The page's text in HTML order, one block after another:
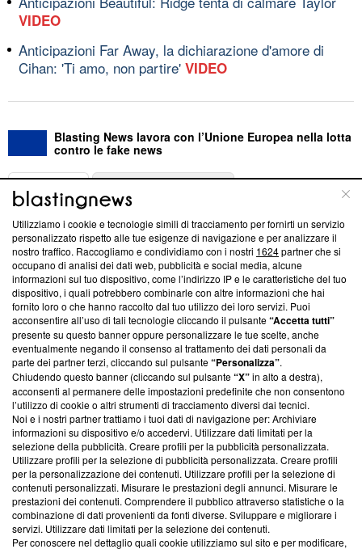
VIDEO
Anticipazioni Far Away, la dichiarazione d'amore di
Cihan: 'Ti amo, non partire' VIDEO
Blasting News lavora con l’Unione Europea nella lotta
contro le fake news
ABOUT
Questa sezione offre informazioni trasparenti su Blasting
News, sui nostri processi editoriali e su come ci impegniamo a
creare news di qualità. Inoltre, afferma la nostra aderenza a
‘Trust Project - News with Integrity’Blasting News non è
ancora membro del programma, ma ha richiesto di farne
parte; Trust Project non ha ancora effettuato una verifica di
conformità agli standard.
Su di noi
Team editoriale
Corporate
Redazione
Informativa Privacy
Cookie Policy
Blasting SA, IDI CHE-247.845.224, Via Carlo Frasca, 3 - 6900
Utilizziamo i cookie e tecnologie simili di tracciamento per fornirti un servizio
personalizzato rispetto alle tue esigenze di navigazione e per analizzare il
nostro traffico. Raccogliamo e condividiamo con i nostri 1624partner che si
occupano di analisi dei dati web, pubblicità e social media, alcune
informazioni sul tuo dispositivo, come l’indirizzo IP e le caratteristiche del tuo
dispositivo, i quali potrebbero combinarle con altre informazioni che hai
fornito loro o che hanno raccolto dal tuo utilizzo dei loro servizi. Puoi
acconsentire all’uso di tali tecnologie cliccando il pulsante“Accetta tutti”
presente su questo banner oppure personalizzare le tue scelte, anche
eventualmente negando il consenso al trattamento dei dati personali da
parte dei partner terzi, cliccando sul pulsante“Personalizza”.
Chiudendo questo banner (cliccando sul pulsante“X”in alto a destra),
acconsenti al permanere delle impostazioni predefinite che non consentono
l’utilizzo di cookie o altri strumenti di tracciamento diversi dai tecnici.
Noi e i nostri partner trattiamo i tuoi dati di navigazione per: Archiviare
informazioni su dispositivo e/o accedervi. Utilizzare dati limitati per la
selezione della pubblicità. Creare profili per la pubblicità personalizzata.
Utilizzare profili per la selezione di pubblicità personalizzata. Creare profili
per la personalizzazione dei contenuti. Utilizzare profili per la selezione di
contenuti personalizzati. Misurare le prestazioni degli annunci. Misurare le
prestazioni dei contenuti. Comprendere il pubblico attraverso statistiche o la
combinazione di dati provenienti da fonti diverse. Sviluppare e migliorare i
servizi. Utilizzare dati limitati per la selezione dei contenuti.
Per conoscere nel dettaglio quali cookie utilizziamo sul sito e per modificare,